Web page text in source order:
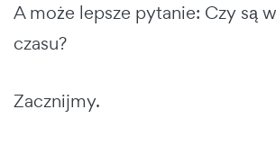
A może lepsze pytanie: Czy są
czasu?
Zacznijmy.